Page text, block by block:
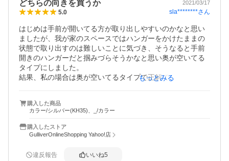
どちらの向きを買うか 2021/03/17
5.0 sla********さん
はじめは手前が開いてる方が取り出しやすいのかなと思い
ましたが、我が家のスペースではハンガーをかけたままの
状態で取り出すのは難しいことに気づき、そうなると手前
開きのハンガーだと掴みづらそうかなと思い奥が空いてる
タイプにしました。
結果、私の場合は奥が空いてるタイプで正解でした。
トすると選びやすいと思います。
このハンガーのおかげでクローゼットがとてもすっきりし
て満足です。
もっとみる
購入した商品
カラー/シルバー(KH35)、_/カラー
購入したストア
GulliverOnlineShopping Yahoo!店
違反報告 いいね5